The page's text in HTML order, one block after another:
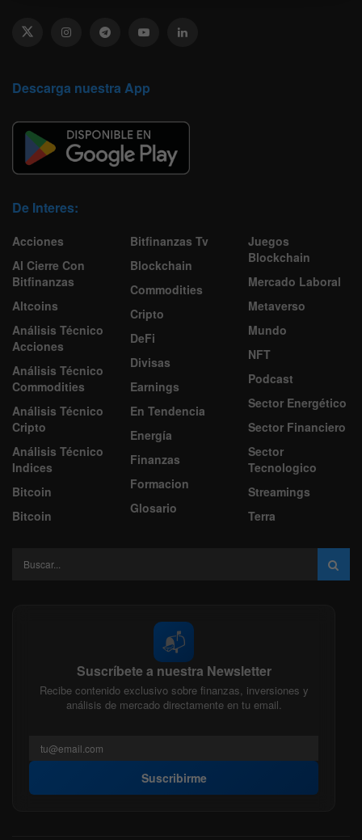
Descarga nuestra App
De Interes:
Acciones
Al Cierre Con
Bitfinanzas
Altcoins
Análisis Técnico
Acciones
Análisis Técnico
Commodities
Análisis Técnico
Cripto
Análisis Técnico
Indices
Bitcoin
Bitcoin
Bitfinanzas Tv
Blockchain
Commodities
Cripto
DeFi
Divisas
Earnings
En Tendencia
Energía
Finanzas
Formacion
Glosario
Juegos
Blockchain
Mercado Laboral
Metaverso
Mundo
NFT
Podcast
Sector Energético
Sector Financiero
Sector
Tecnologico
Streamings
Terra
📬
Suscríbete a nuestra Newsletter
Recibe contenido exclusivo sobre finanzas, inversiones y
análisis de mercado directamente en tu email.
Suscribirme